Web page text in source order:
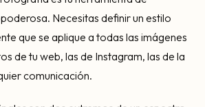
Necesitas definir un estilo
que se aplique a todas las imágenes
de tu web, las de Instagram, las de la
comunicación.